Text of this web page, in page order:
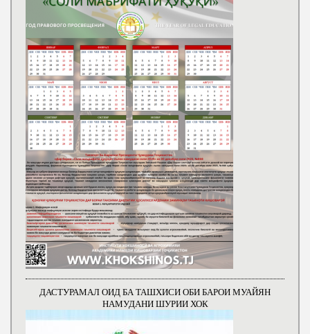
ДАСТУРАМАЛ ОИД БА ТАШХИСИ ОБИ БАРОИ МУАЙЯН
НАМУДАНИ ШУРИИ ХОК